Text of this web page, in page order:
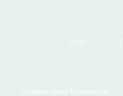
Tuinonderhoud Bodegraven